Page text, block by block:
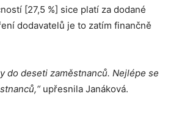
[27,5 %] sice platí za dodané
dodavatelů je to zatím finančně
do deseti zaměstnanců. Nejlépe se
upřesnila Janáková.